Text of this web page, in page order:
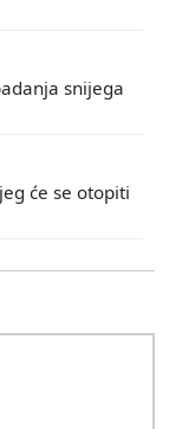
snijega
će se otopiti